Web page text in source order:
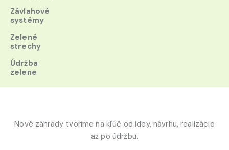
Závlahové
systémy
Zelené
strechy
Údržba
zelene
Nové záhrady tvoríme na kľúč od idey, návrhu, realizácie
až po údržbu.